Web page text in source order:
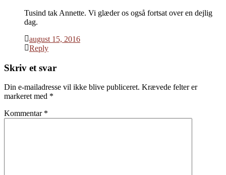
Tusind tak Annette. Vi glæder os også fortsat over en dejlig
dag.
august 15, 2016
Reply
Skriv et svar
Din e-mailadresse vil ikke blive publiceret. Krævede felter er
markeret med *
Kommentar *